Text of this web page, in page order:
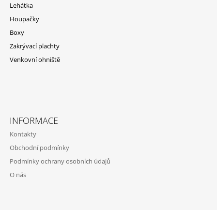
Lehátka
Houpačky
Boxy
Zakrývací plachty
Venkovní ohniště
INFORMACE
Kontakty
Obchodní podmínky
Podmínky ochrany osobních údajů
O nás